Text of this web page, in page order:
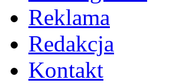
Reklama
Redakcja
Kontakt